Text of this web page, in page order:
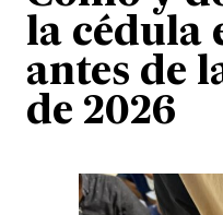
la cédula
antes de
de 2026